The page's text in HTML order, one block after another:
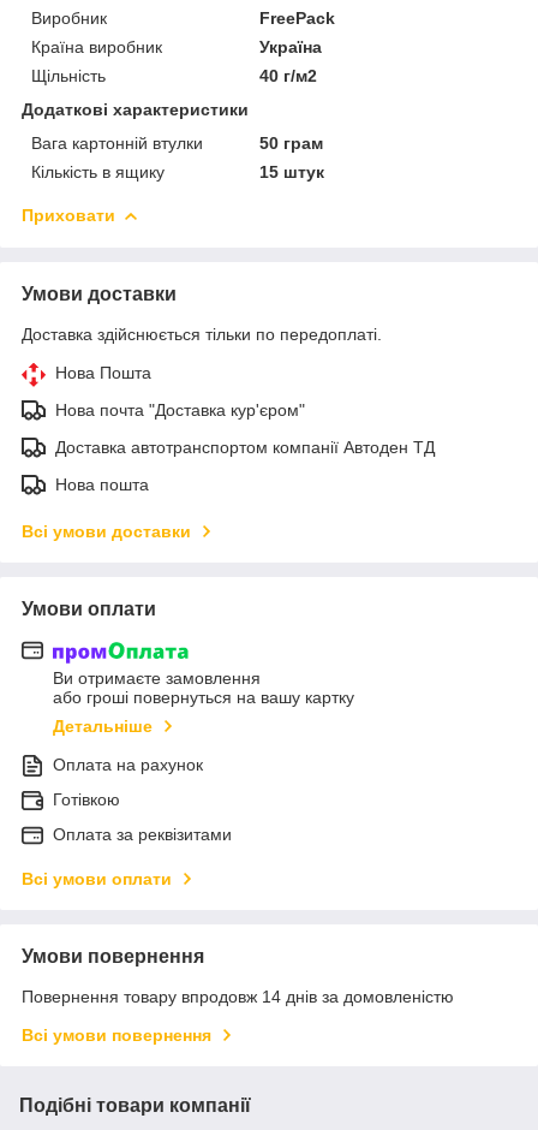
Виробник
FreePack
Країна виробник
Україна
Щільність
40 г/м2
Додаткові характеристики
Вага картонній втулки
50 грам
Кількість в ящику
15 штук
Приховати
Умови доставки
Доставка здійснюється тільки по передоплаті.
Нова Пошта
Нова почта "Доставка кур'єром"
Доставка автотранспортом компанії Автоден ТД
Нова пошта
Всі умови доставки
Умови оплати
Ви отримаєте замовлення
або гроші повернуться на вашу картку
Детальніше
Оплата на рахунок
Готівкою
Оплата за реквізитами
Всі умови оплати
Умови повернення
Повернення товару впродовж 14 днів за домовленістю
Всі умови повернення
Подібні товари компанії